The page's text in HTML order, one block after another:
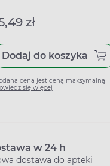
zł
Dodaj do koszyka
cena jest ceną maksymalną
się więcej
w 24 h
dostawa do apteki